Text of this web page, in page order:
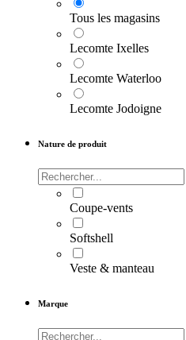
Tous les magasins
Lecomte Ixelles
Lecomte Waterloo
Lecomte Jodoigne
Nature de produit
Coupe-vents
Softshell
Veste & manteau
Marque